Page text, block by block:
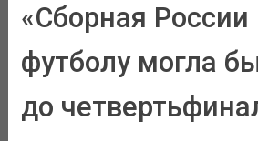
«Сборная России
футболу могла
до